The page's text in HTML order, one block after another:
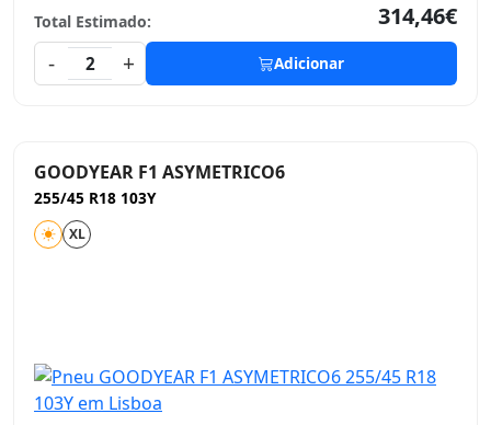
Total Estimado:
314,46€
-
2 + Adicionar
GOODYEAR F1 ASYMETRICO6
255/45 R18 103Y
XL